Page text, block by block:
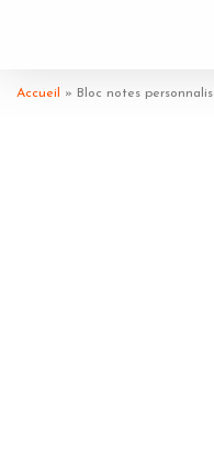
Accueil » Bloc notes